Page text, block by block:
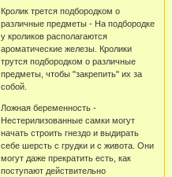
Кролик трется подбородком о
различные предметы - На подбородке
у кроликов располагаются
ароматические железы. Кролики
трутся подбородком о различные
предметы, чтобы "закрепить" их за
собой.
Ложная беременность -
Нестерилизованные самки могут
начать строить гнездо и выдирать
себе шерсть с грудки и с живота. Они
могут даже прекратить есть, как
поступают действительно